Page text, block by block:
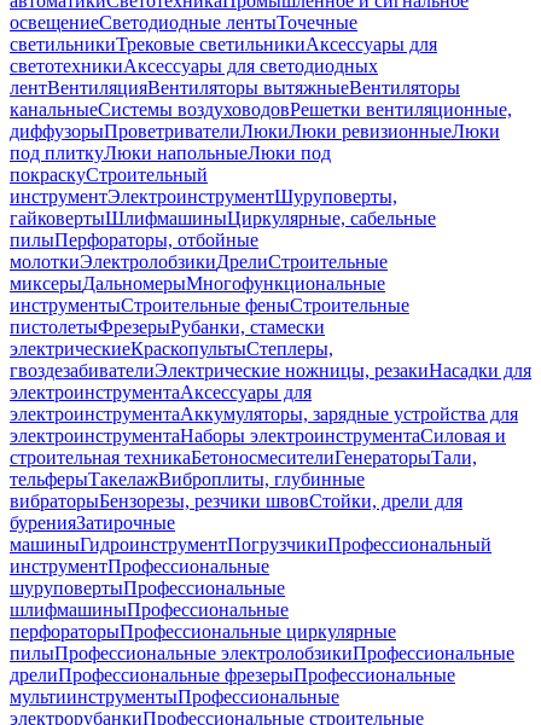
освещениеСветодиодные лентыТочечные
светильникиТрековые светильникиАксессуары для
светотехникиАксессуары для светодиодных
лентВентиляцияВентиляторы вытяжныеВентиляторы
канальныеСистемы воздуховодовРешетки вентиляционные,
диффузорыПроветривателиЛюкиЛюки ревизионныеЛюки
под плиткуЛюки напольныеЛюки под
покраскуСтроительный
инструментЭлектроинструментШуруповерты,
гайковертыШлифмашиныЦиркулярные, сабельные
пилыПерфораторы, отбойные
молоткиЭлектролобзикиДрелиСтроительные
миксерыДальномерыМногофункциональные
инструментыСтроительные феныСтроительные
пистолетыФрезерыРубанки, стамески
электрическиеКраскопультыСтеплеры,
гвоздезабивателиЭлектрические ножницы, резакиНасадки для
электроинструментаАксессуары для
электроинструментаАккумуляторы, зарядные устройства для
электроинструментаНаборы электроинструментаСиловая и
строительная техникаБетоносмесителиГенераторыТали,
тельферыТакелажВиброплиты, глубинные
вибраторыБензорезы, резчики швовСтойки, дрели для
буренияЗатирочные
машиныГидроинструментПогрузчикиПрофессиональный
инструментПрофессиональные
шуруповертыПрофессиональные
шлифмашиныПрофессиональные
перфораторыПрофессиональные циркулярные
пилыПрофессиональные электролобзикиПрофессиональные
дрелиПрофессиональные фрезерыПрофессиональные
мультиинструментыПрофессиональные
электрорубанкиПрофессиональные строительные